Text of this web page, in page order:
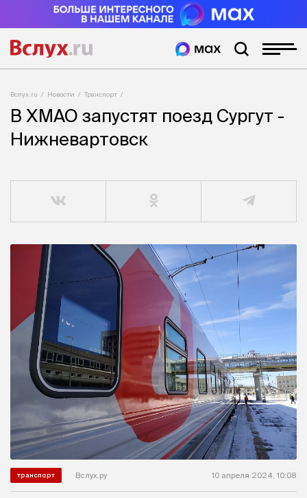
Вслух.ru Новости Транспорт
В ХМАО запустят поезд Сургут -
Нижневартовск
транспорт Вслух.ру 10 апреля 2024, 10:08